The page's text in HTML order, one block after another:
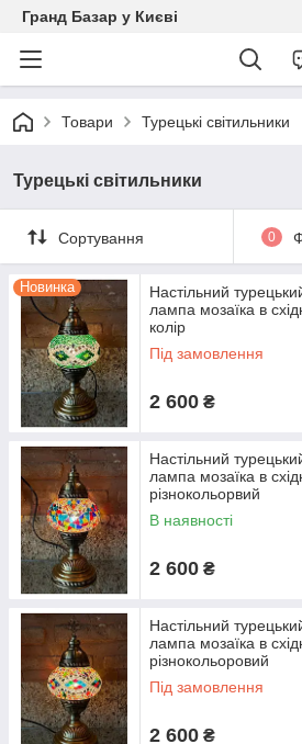
Гранд Базар у Києві
Товари Турецькі світильники
Турецькі світильники
Сортування 0
Новинка
Настільний
лампа мозаїка в
колір
Під замовлення
2 600 ₴
Настільний
лампа мозаїка в
різнокольорвий
В наявності
2 600 ₴
Настільний
лампа мозаїка в
різнокольоровий
Під замовлення
2 600 ₴